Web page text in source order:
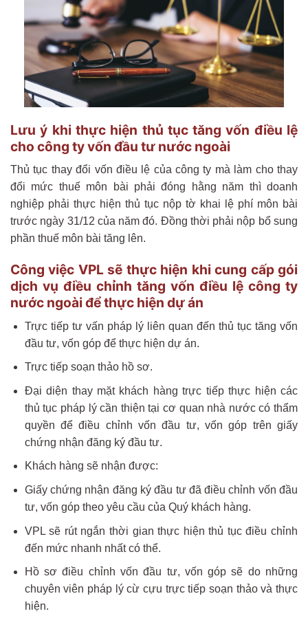
Lưu ý khi thực hiện thủ tục tăng vốn điều lệ
cho công ty vốn đầu tư nước ngoài
Thủ tục thay đổi vốn điều lệ của công ty mà làm cho thay
đổi mức thuế môn bài phải đóng hằng năm thì doanh
nghiệp phải thực hiện thủ tục nộp tờ khai lệ phí môn bài
trước ngày 31/12 của năm đó. Đồng thời phải nộp bổ sung
phần thuế môn bài tăng lên.
Công việc VPL sẽ thực hiện khi cung cấp gói
dịch vụ điều chỉnh tăng vốn điều lệ công ty
nước ngoài để thực hiện dự án
Trực tiếp tư vấn pháp lý liên quan đến thủ tục tăng vốn
đầu tư, vốn góp để thực hiện dự án.
Trực tiếp soạn thảo hồ sơ.
Đại diện thay mặt khách hàng trực tiếp thực hiện các
thủ tục pháp lý cần thiện tại cơ quan nhà nước có thẩm
quyền để điều chỉnh vốn đầu tư, vốn góp trên giấy
chứng nhận đăng ký đầu tư.
Khách hàng sẽ nhận được:
Giấy chứng nhận đăng ký đầu tư đã điều chỉnh vốn đầu
tư, vốn góp theo yêu cầu của Quý khách hàng.
VPL sẽ rút ngắn thời gian thực hiện thủ tục điều chỉnh
đến mức nhanh nhất có thể.
Hồ sơ điều chỉnh vốn đầu tư, vốn góp sẽ do những
chuyên viên pháp lý cừ cựu trực tiếp soạn thảo và thực
hiện.